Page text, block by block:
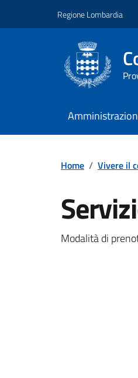
Regione Lombardia
Home / Vivere il
Modalità di